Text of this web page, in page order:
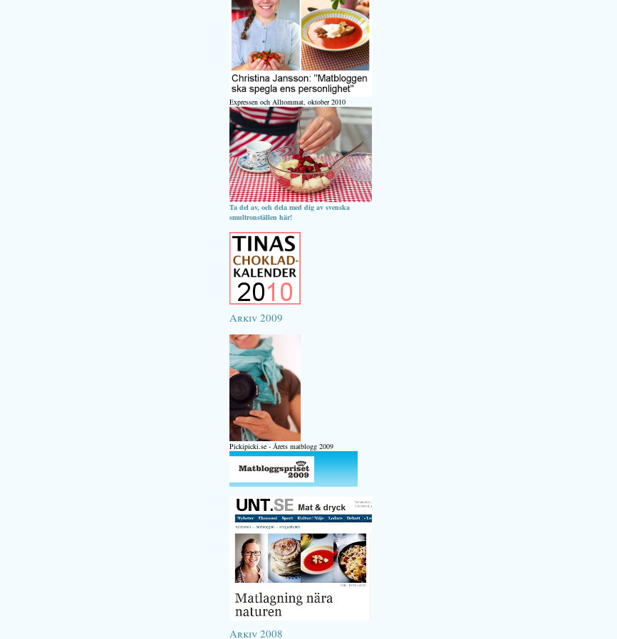
Expressen och Alltommat, oktober 2010
Ta del av, och dela med dig av svenska
smultronställen här!
Arkiv 2009
Pickipicki.se - Årets matblogg 2009
Arkiv 2008